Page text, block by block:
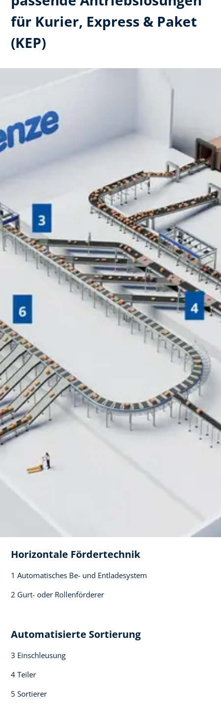
für Kurier, Express & Paket
(KEP)​
Horizontale Fördertechnik​
1 Automatisches ​Be- und Entladesystem​
2 Gurt- oder Rollenförderer ​
Automatisierte Sortierung ​
3 Einschleusung​
4 Teiler​
5 Sortierer​